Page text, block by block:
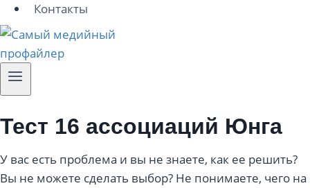
Контакты
Тест 16 ассоциаций Юнга
У вас есть проблема и вы не знаете, как ее решить?
Вы не можете сделать выбор? Не понимаете, чего на